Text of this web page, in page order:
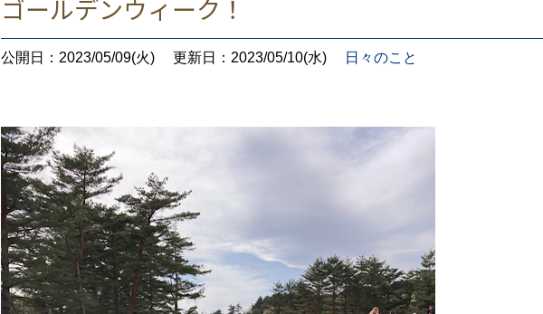
ゴールデンウィーク！
公開日：2023/05/09(火) 更新日：2023/05/10(水) 日々のこと